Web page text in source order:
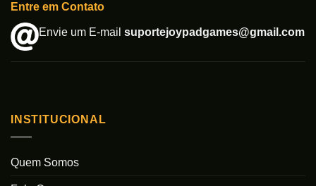
Entre em Contato
Envie um E-mail suportejoypadgames@gmail.com
INSTITUCIONAL
Quem Somos